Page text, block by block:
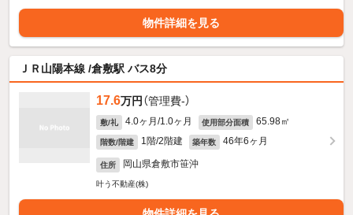
物件詳細を見る
ＪＲ山陽本線 /倉敷駅 バス8分
17.6万円 （管理費-）
敷/礼 4.0ヶ月/1.0ヶ月 使用部分面積 65.98㎡
階数/階建 1階/2階建 築年数 46年6ヶ月
住所 岡山県倉敷市笹沖
叶う不動産(株)